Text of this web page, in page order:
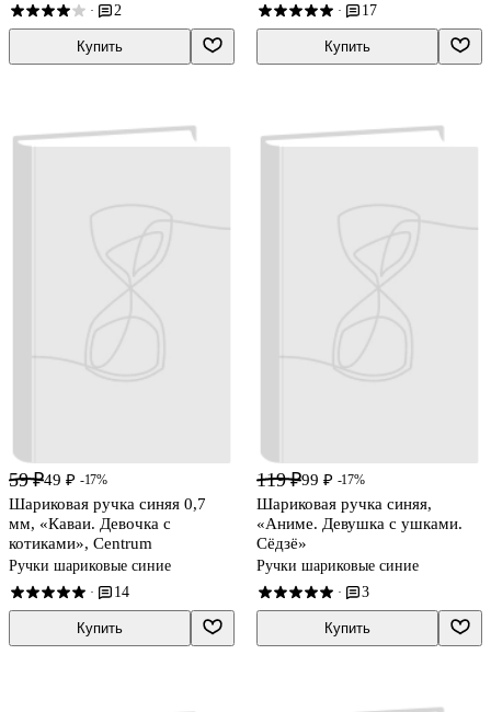
· 2
Купить
· 17
Купить
59 ₽49 ₽ -17%
Шариковая ручка синяя 0,7
мм, «Каваи. Девочка с
котиками», Centrum
Ручки шариковые синие
· 14
Купить
119 ₽99 ₽ -17%
Шариковая ручка синяя,
«Аниме. Девушка с ушками.
Сёдзё»
Ручки шариковые синие
· 3
Купить